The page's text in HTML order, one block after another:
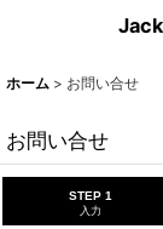
ホーム > お問い合せ
お問い合せ
STEP 1
入力